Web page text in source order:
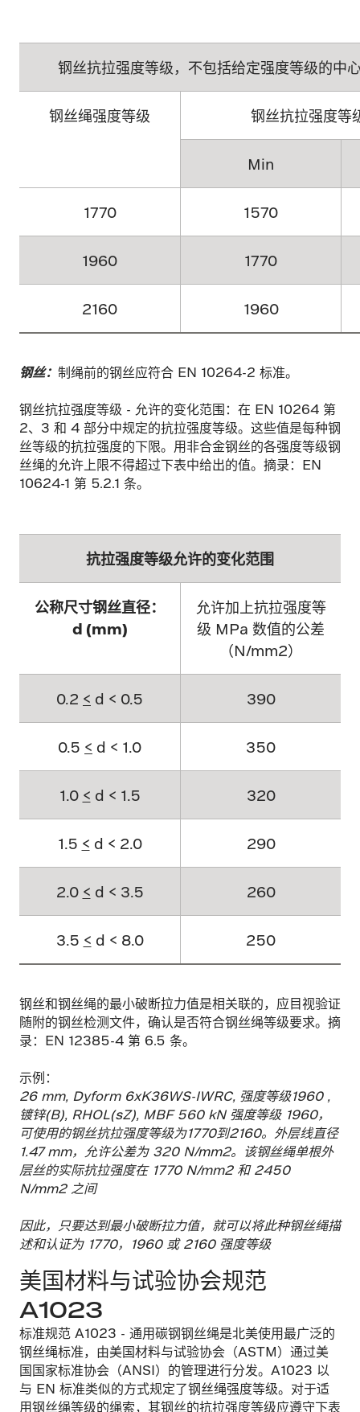
钢丝抗拉强度等级，不包括给定强度等级的中
钢丝绳强度等级 钢丝抗拉强度等
Min
1770 1570
1960 1770
2160 1960
钢丝： 制绳前的钢丝应符合 EN 10264-2 标准。
钢丝抗拉强度等级 - 允许的变化范围：在 EN 10264 第
2、3 和 4 部分中规定的抗拉强度等级。这些值是每种钢
丝等级的抗拉强度的下限。用非合金钢丝的各强度等级钢
丝绳的允许上限不得超过下表中给出的值。摘录：EN
10624-1 第 5.2.1 条。
抗拉强度等级允许的变化范围
公称尺寸钢丝直径：
d (mm)
允许加上抗拉强度等
级 MPa 数值的公差
（N/mm2）
0.2 < d < 0.5 390
0.5 < d < 1.0 350
1.0 < d < 1.5 320
1.5 < d < 2.0 290
2.0 < d < 3.5 260
3.5 < d < 8.0 250
钢丝和钢丝绳的最小破断拉力值是相关联的，应目视验证
随附的钢丝检测文件，确认是否符合钢丝绳等级要求。摘
录：EN 12385-4 第 6.5 条。
示例：
26 mm, Dyform 6xK36WS-IWRC, 强度等级1960 ,
镀锌(B), RHOL(sZ), MBF 560 kN 强度等级 1960，
可使用的钢丝抗拉强度等级为1770到2160。外层线直径
1.47 mm，允许公差为 320 N/mm2。该钢丝绳单根外
层丝的实际抗拉强度在 1770 N/mm2 和 2450
N/mm2 之间
因此，只要达到最小破断拉力值，就可以将此种钢丝绳描
述和认证为 1770，1960 或 2160 强度等级
美国材料与试验协会规范
A1023
标准规范 A1023 - 通用碳钢钢丝绳是北美使用最广泛的
钢丝绳标准，由美国材料与试验协会（ASTM）通过美
国国家标准协会（ANSI）的管理进行分发。A1023 以
与 EN 标准类似的方式规定了钢丝绳强度等级。对于适
用钢丝绳等级的绳索，其钢丝的抗拉强度等级应遵守下表